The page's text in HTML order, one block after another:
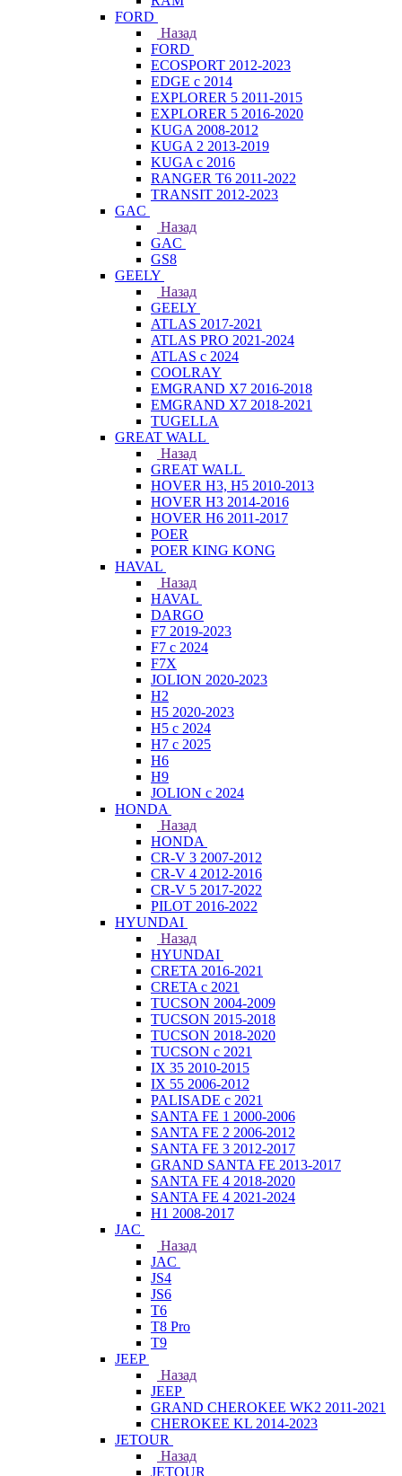
FORD
Назад
FORD
ECOSPORT 2012-2023
EDGE c 2014
EXPLORER 5 2011-2015
EXPLORER 5 2016-2020
KUGA 2008-2012
KUGA 2 2013-2019
KUGA с 2016
RANGER T6 2011-2022
TRANSIT 2012-2023
GAC
Назад
GAC
GS8
GEELY
Назад
GEELY
ATLAS 2017-2021
ATLAS PRO 2021-2024
ATLAS с 2024
COOLRAY
EMGRAND X7 2016-2018
EMGRAND X7 2018-2021
TUGELLA
GREAT WALL
Назад
GREAT WALL
HOVER H3, H5 2010-2013
HOVER H3 2014-2016
HOVER H6 2011-2017
POER
POER KING KONG
HAVAL
Назад
HAVAL
DARGO
F7 2019-2023
F7 с 2024
F7X
JOLION 2020-2023
H2
H5 2020-2023
H5 с 2024
H7 с 2025
H6
H9
JOLION с 2024
HONDA
Назад
HONDA
CR-V 3 2007-2012
CR-V 4 2012-2016
CR-V 5 2017-2022
PILOT 2016-2022
HYUNDAI
Назад
HYUNDAI
CRETA 2016-2021
CRETA с 2021
TUCSON 2004-2009
TUCSON 2015-2018
TUCSON 2018-2020
TUCSON с 2021
IX 35 2010-2015
IX 55 2006-2012
PALISADE с 2021
SANTA FE 1 2000-2006
SANTA FE 2 2006-2012
SANTA FE 3 2012-2017
GRAND SANTA FE 2013-2017
SANTA FE 4 2018-2020
SANTA FE 4 2021-2024
H1 2008-2017
JAC
Назад
JAC
JS4
JS6
T6
T8 Pro
T9
JEEP
Назад
JEEP
GRAND CHEROKEE WK2 2011-2021
CHEROKEE KL 2014-2023
JETOUR
Назад
JETOUR